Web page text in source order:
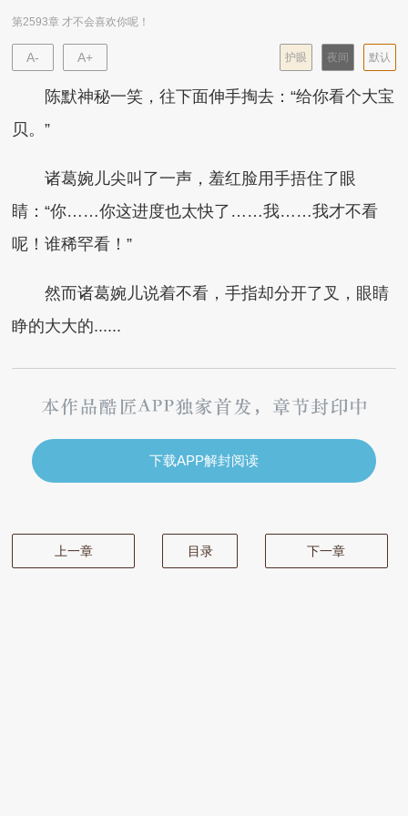
第2593章 才不会喜欢你呢！
A- A+ 默认
夜间
护眼
陈默神秘一笑，往下面伸手掏去：“给你看个大宝
贝。”
诸葛婉儿尖叫了一声，羞红脸用手捂住了眼
睛：“你……你这进度也太快了……我……我才不看
呢！谁稀罕看！”
然而诸葛婉儿说着不看，手指却分开了叉，眼睛
睁的大大的......
下载APP解封阅读
上一章 目录 下一章